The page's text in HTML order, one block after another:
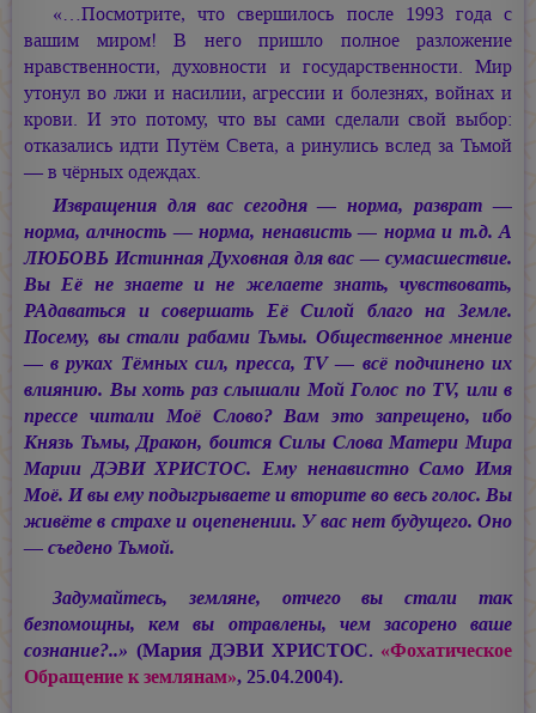
«…Посмотрите, что свершилось после 1993 года с
вашим миром! В него пришло полное разложение
нравственности, духовности и государственности. Мир
утонул во лжи и насилии, агрессии и болезнях, войнах и
крови. И это потому, что вы сами сделали свой выбор:
отказались идти Путём Света, а ринулись вслед за Тьмой
— в чёрных одеждах.
Извращения для вас сегодня — норма, разврат —
норма, алчность — норма, ненависть — норма и т.д. А
ЛЮБОВЬ Истинная Духовная для вас — сумасшествие.
Вы Её не знаете и не желаете знать, чувствовать,
РАдаваться и совершать Её Силой благо на Земле.
Посему, вы стали рабами Тьмы. Общественное мнение
— в руках Тёмных сил, пресса, TV — всё подчинено их
влиянию. Вы хоть раз слышали Мой Голос по TV, или в
прессе читали Моё Слово? Вам это запрещено, ибо
Князь Тьмы, Дракон, боится Силы Слова Матери Мира
Марии ДЭВИ ХРИСТОС. Ему ненавистно Само Имя
Моё. И вы ему подыгрываете и вторите во весь голос. Вы
живёте в страхе и оцепенении. У вас нет будущего. Оно
— съедено Тьмой.
Задумайтесь, земляне, отчего вы стали так
безпомощны, кем вы отравлены, чем засорено ваше
сознание?..» (Мария ДЭВИ ХРИСТОС. «Фохатическое
Обращение к землянам», 25.04.2004).